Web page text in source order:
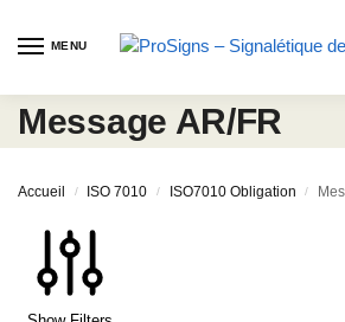
MENU
Message AR/FR
Accueil / ISO 7010 / ISO7010 Obligation /